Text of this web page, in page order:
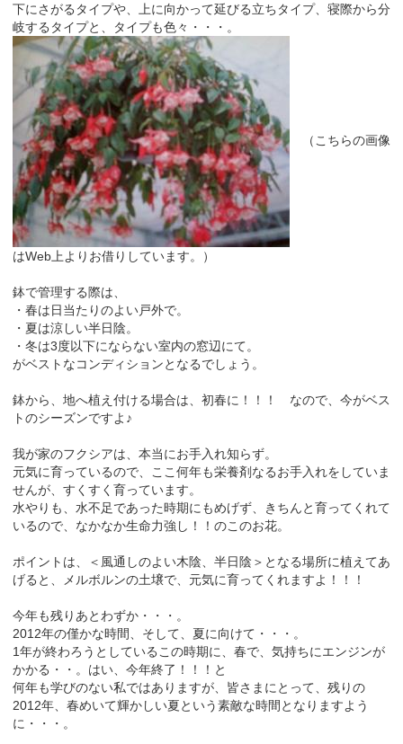
下にさがるタイプや、上に向かって延びる立ちタイプ、寝際から分
岐するタイプと、タイプも色々・・・。
（こちらの画像
はWeb上よりお借りしています。）
鉢で管理する際は、
・春は日当たりのよい戸外で。
・夏は涼しい半日陰。
・冬は3度以下にならない室内の窓辺にて。
がベストなコンディションとなるでしょう。
鉢から、地へ植え付ける場合は、初春に！！！ なので、今がベス
トのシーズンですよ♪
我が家のフクシアは、本当にお手入れ知らず。
元気に育っているので、ここ何年も栄養剤なるお手入れをしていま
せんが、すくすく育っています。
水やりも、水不足であった時期にもめげず、きちんと育ってくれて
いるので、なかなか生命力強し！！のこのお花。
ポイントは、＜風通しのよい木陰、半日陰＞となる場所に植えてあ
げると、メルボルンの土壌で、元気に育ってくれますよ！！！
今年も残りあとわずか・・・。
2012年の僅かな時間、そして、夏に向けて・・・。
1年が終わろうとしているこの時期に、春で、気持ちにエンジンが
かかる・・。はい、今年終了！！！と
何年も学びのない私ではありますが、皆さまにとって、残りの
2012年、春めいて輝かしい夏という素敵な時間となりますよう
に・・・。